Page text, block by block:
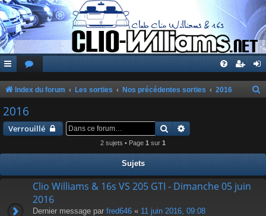
Index du forum Les sorties Nos précédentes sorties 2016
2016
Verrouillé Rechercher
2 sujets • Page 1 sur 1
Sujets
Clio Williams & 16s VS 205 GTI - Dimanche 05 juin
2016
Dernier message par fred646 « 11 juin 2016, 09:08